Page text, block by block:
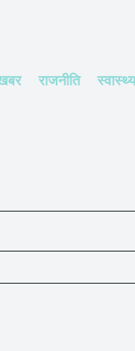
राजनीति स्वास्थ्य